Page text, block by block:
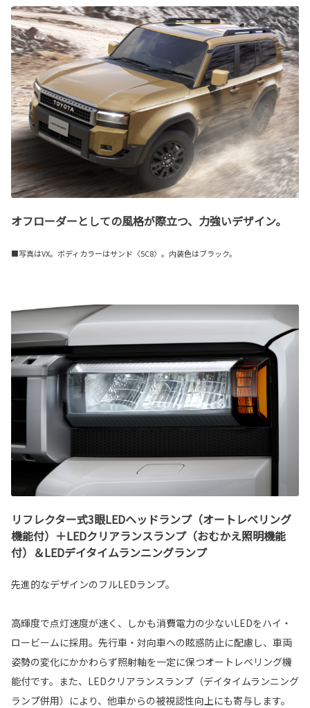
オフローダーとしての風格が際立つ、力強いデザイン。
■写真はVX。ボディカラーはサンド〈5C8〉。内装色はブラック。
リフレクター式3眼LEDヘッドランプ（オートレベリング
機能付）＋LEDクリアランスランプ（おむかえ照明機能
付）＆LEDデイタイムランニングランプ
先進的なデザインのフルLEDランプ。
高輝度で点灯速度が速く、しかも消費電力の少ないLEDをハイ・
ロービームに採用。先行車・対向車への眩惑防止に配慮し、車両
姿勢の変化にかかわらず照射軸を一定に保つオートレベリング機
能付です。また、LEDクリアランスランプ（デイタイムランニング
ランプ併用）により、他車からの被視認性向上にも寄与します。